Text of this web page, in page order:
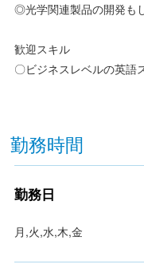
◎光学関連製品の開発も
歓迎スキル
〇ビジネスレベルの英語
勤務時間
勤務日
月,火,水,木,金